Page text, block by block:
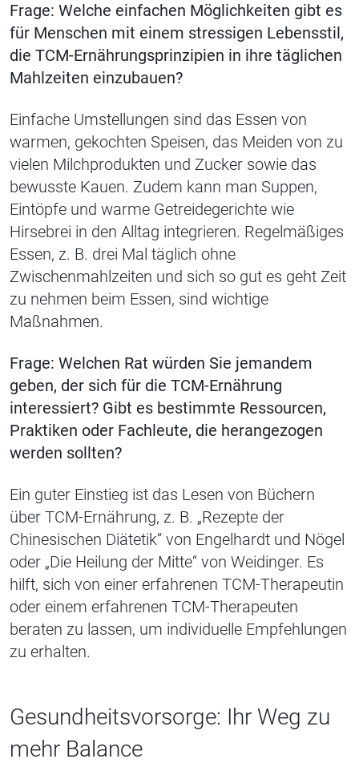
Frage: Welche einfachen Möglichkeiten gibt es
für Menschen mit einem stressigen Lebensstil,
die TCM-Ernährungsprinzipien in ihre täglichen
Mahlzeiten einzubauen?
Einfache Umstellungen sind das Essen von
warmen, gekochten Speisen, das Meiden von zu
vielen Milchprodukten und Zucker sowie das
bewusste Kauen. Zudem kann man Suppen,
Eintöpfe und warme Getreidegerichte wie
Hirsebrei in den Alltag integrieren. Regelmäßiges
Essen, z. B. drei Mal täglich ohne
Zwischenmahlzeiten und sich so gut es geht Zeit
zu nehmen beim Essen, sind wichtige
Maßnahmen.
Frage: Welchen Rat würden Sie jemandem
geben, der sich für die TCM-Ernährung
interessiert? Gibt es bestimmte Ressourcen,
Praktiken oder Fachleute, die herangezogen
werden sollten?
Ein guter Einstieg ist das Lesen von Büchern
über TCM-Ernährung, z. B. „Rezepte der
Chinesischen Diätetik“ von Engelhardt und Nögel
oder „Die Heilung der Mitte“ von Weidinger. Es
hilft, sich von einer erfahrenen TCM-Therapeutin
oder einem erfahrenen TCM-Therapeuten
beraten zu lassen, um individuelle Empfehlungen
zu erhalten.
Gesundheitsvorsorge: Ihr Weg zu
mehr Balance